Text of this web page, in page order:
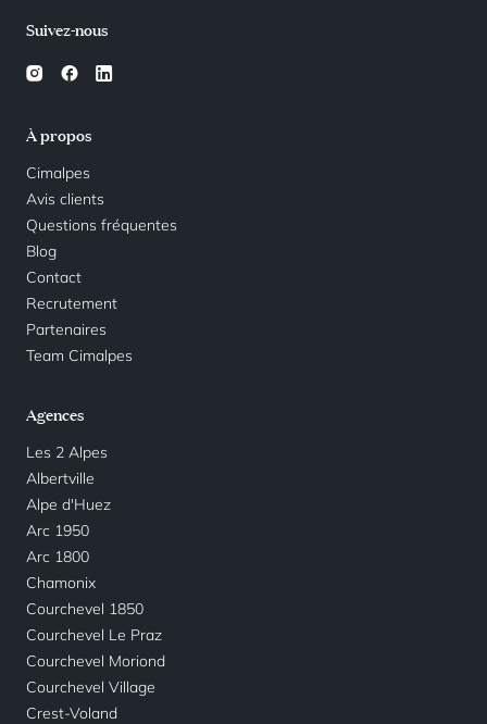
À propos
Cimalpes
Avis clients
Questions fréquentes
Blog
Contact
Recrutement
Partenaires
Team Cimalpes
Agences
Les 2 Alpes
Albertville
Alpe d'Huez
Arc 1950
Arc 1800
Chamonix
Courchevel 1850
Courchevel Le Praz
Courchevel Moriond
Courchevel Village
Crest-Voland
Suivez-nous